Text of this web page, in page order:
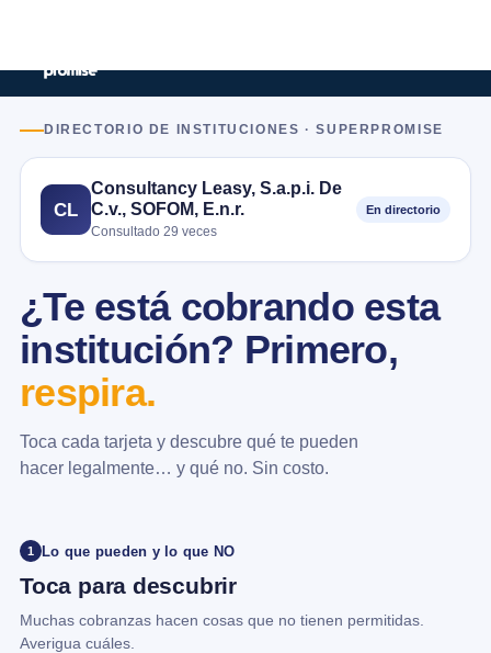
DIRECTORIO DE INSTITUCIONES · SUPERPROMISE
CL
Consultancy Leasy, S.a.p.i. De
C.v., SOFOM, E.n.r.
Consultado 29 veces
En directorio
¿Te está cobrando esta
institución? Primero,
respira.
Toca cada tarjeta y descubre qué te pueden
hacer legalmente… y qué no. Sin costo.
1 Lo que pueden y lo que NO
Toca para descubrir
Muchas cobranzas hacen cosas que no tienen permitidas.
Averigua cuáles.